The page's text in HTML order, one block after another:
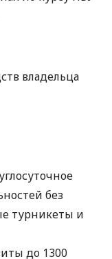
владельца
без
турникеты и
до 1300